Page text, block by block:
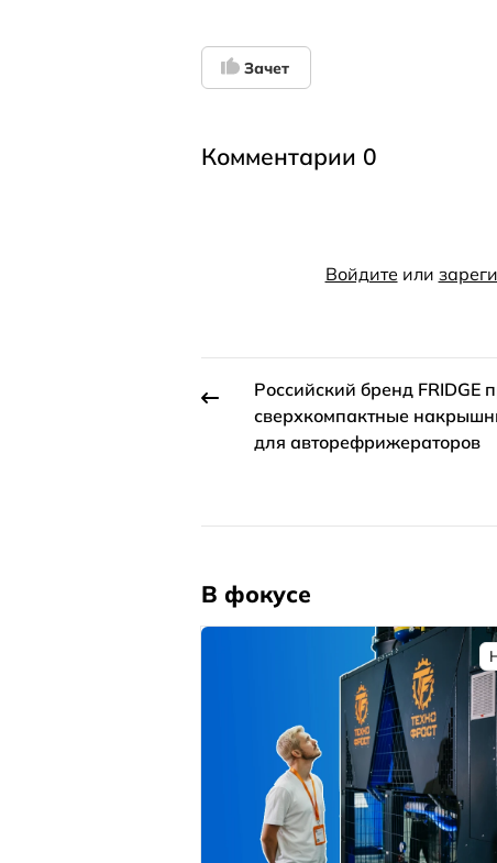
Зачет
Комментарии 0
Войдите или
Российский бренд FRIDGE
сверхкомпактные
для авторефрижераторов
В фокусе